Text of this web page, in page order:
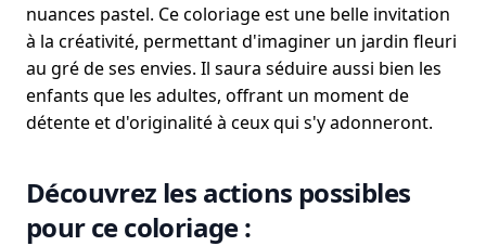
nuances pastel. Ce coloriage est une belle invitation
à la créativité, permettant d'imaginer un jardin fleuri
au gré de ses envies. Il saura séduire aussi bien les
enfants que les adultes, offrant un moment de
détente et d'originalité à ceux qui s'y adonneront.
Découvrez les actions possibles
pour ce coloriage :